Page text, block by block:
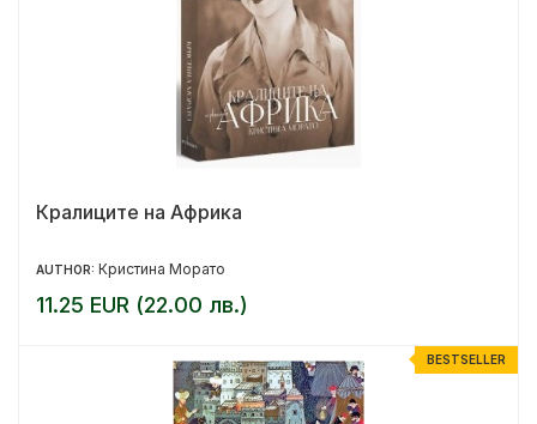
Кралиците на Африка
AUTHOR: Кристина Морато
11.25 EUR (22.00 лв.)
BESTSELLER